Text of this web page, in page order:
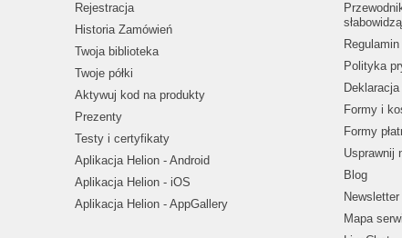
Rejestracja
Historia Zamówień
Twoja biblioteka
Twoje półki
Aktywuj kod na produkty
Prezenty
Testy i certyfikaty
Aplikacja Helion - Android
Aplikacja Helion - iOS
Aplikacja Helion - AppGallery
Polityka
Formy i
Formy
Usprawnij
Blog
Newsletter
Mapa